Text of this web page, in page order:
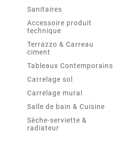
Sanitaires
Accessoire produit
technique
Terrazzo & Carreau
ciment
Tableaux Contemporains
Carrelage sol
Carrelage mural
Salle de bain & Cuisine
Sèche-serviette &
radiateur